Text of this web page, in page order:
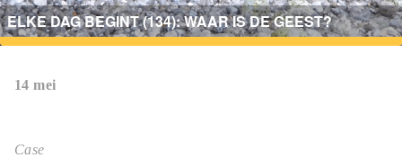
ELKE DAG BEGINT (134): WAAR IS DE GEEST?
14 mei
Case